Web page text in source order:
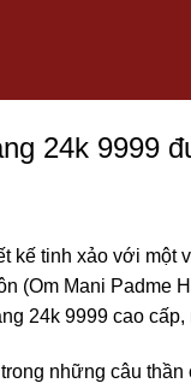
24k 9999
kế tinh xảo với một
(Om Mani Padme
24k 9999 cao
những câu